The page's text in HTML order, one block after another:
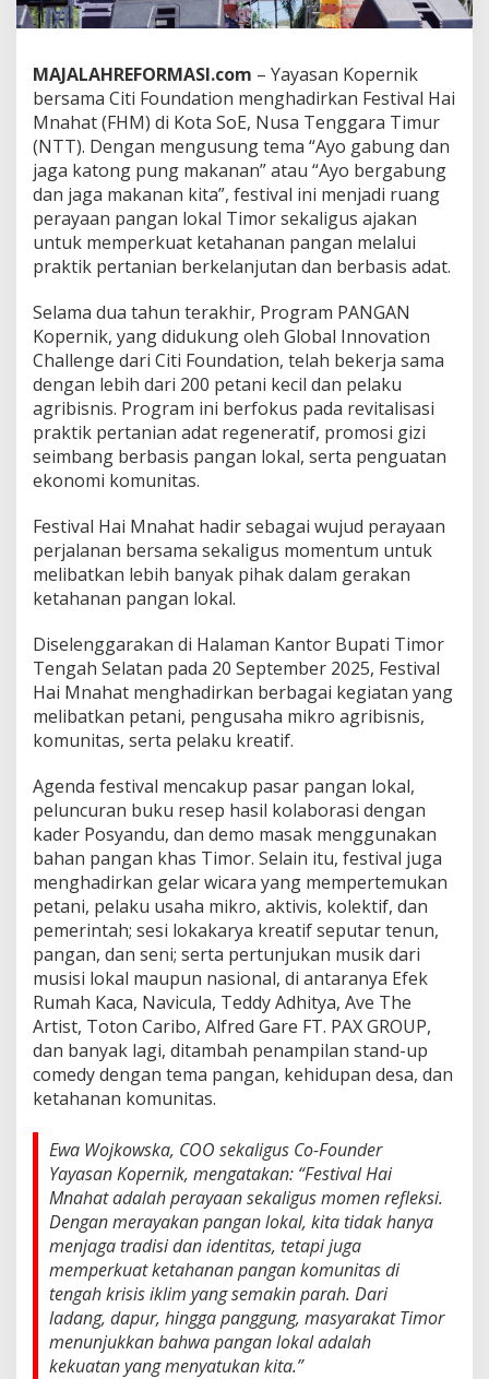
i
o
H
a
d
i
r
k
a
F
e
s
i
v
a
l
P
a
n
g
a
n
e
r
b
a
s
s
A
d
a
t
d
N
T
T
MAJALAHREFORMASI.com – Yayasan Kopernik
bersama Citi Foundation menghadirkan Festival Hai
Mnahat (FHM) di Kota SoE, Nusa Tenggara Timur
(NTT). Dengan mengusung tema “Ayo gabung dan
jaga katong pung makanan” atau “Ayo bergabung
dan jaga makanan kita”, festival ini menjadi ruang
perayaan pangan lokal Timor sekaligus ajakan
untuk memperkuat ketahanan pangan melalui
praktik pertanian berkelanjutan dan berbasis adat.
Selama dua tahun terakhir, Program PANGAN
Kopernik, yang didukung oleh Global Innovation
Challenge dari Citi Foundation, telah bekerja sama
dengan lebih dari 200 petani kecil dan pelaku
agribisnis. Program ini berfokus pada revitalisasi
praktik pertanian adat regeneratif, promosi gizi
seimbang berbasis pangan lokal, serta penguatan
ekonomi komunitas.
Festival Hai Mnahat hadir sebagai wujud perayaan
perjalanan bersama sekaligus momentum untuk
melibatkan lebih banyak pihak dalam gerakan
ketahanan pangan lokal.
Diselenggarakan di Halaman Kantor Bupati Timor
Tengah Selatan pada 20 September 2025, Festival
Hai Mnahat menghadirkan berbagai kegiatan yang
melibatkan petani, pengusaha mikro agribisnis,
komunitas, serta pelaku kreatif.
Agenda festival mencakup pasar pangan lokal,
peluncuran buku resep hasil kolaborasi dengan
kader Posyandu, dan demo masak menggunakan
bahan pangan khas Timor. Selain itu, festival juga
menghadirkan gelar wicara yang mempertemukan
petani, pelaku usaha mikro, aktivis, kolektif, dan
pemerintah; sesi lokakarya kreatif seputar tenun,
pangan, dan seni; serta pertunjukan musik dari
musisi lokal maupun nasional, di antaranya Efek
Rumah Kaca, Navicula, Teddy Adhitya, Ave The
Artist, Toton Caribo, Alfred Gare FT. PAX GROUP,
dan banyak lagi, ditambah penampilan stand-up
comedy dengan tema pangan, kehidupan desa, dan
ketahanan komunitas.
Ewa Wojkowska, COO sekaligus Co-Founder
Yayasan Kopernik, mengatakan: “Festival Hai
Mnahat adalah perayaan sekaligus momen refleksi.
Dengan merayakan pangan lokal, kita tidak hanya
menjaga tradisi dan identitas, tetapi juga
memperkuat ketahanan pangan komunitas di
tengah krisis iklim yang semakin parah. Dari
ladang, dapur, hingga panggung, masyarakat Timor
menunjukkan bahwa pangan lokal adalah
kekuatan yang menyatukan kita.”